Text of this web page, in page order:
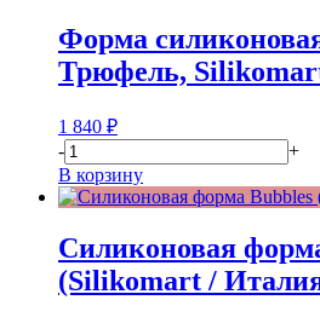
Форма
Трюфель,
1 840 ₽
-
+
В корзину
Силиконовая
(Silikomart /